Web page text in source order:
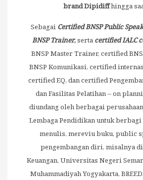
brand Dipidiffhingga
Sebagai Certified BNSP Public
BNSP Trainer,serta certified IALC
BNSP Master Trainer, certified
BNSP Komunikasi, certified
certified EQ, dan certified
dan Fasilitas Pelatihan -- on
diundang oleh berbagai
Lembaga Pendidikan untuk
menulis, mereviu buku, public
pengembangan diri, misalnya
Keuangan, Universitas Negeri
Muhammadiyah Yogyakarta,